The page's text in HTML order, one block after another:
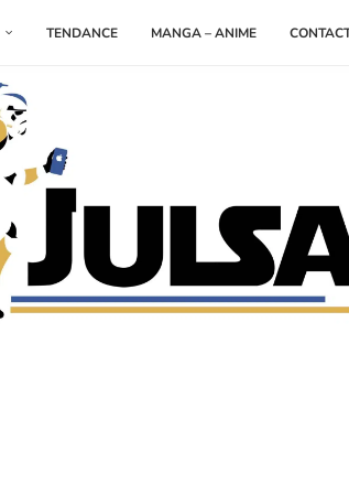
TENDANCE MANGA – ANIME